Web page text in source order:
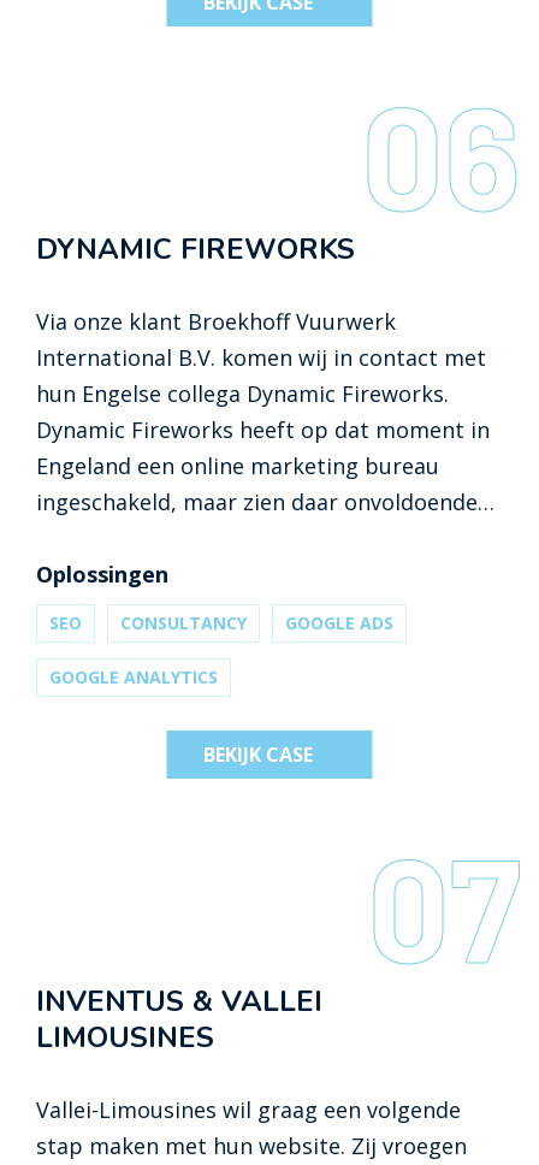
gerund door franchisenemers. De winkels
in de binnensteden, maar in de online
winkelstraat was het nog onzichtbaar. En
daar moest verandering in komen.
Zuivelhoeve vroeg Inventus om een webshop
te creëren die naadloos aansloot op hun
06
DYNAMIC FIREWORKS
Via onze klant Broekhoff Vuurwerk
International B.V. komen wij in contact met
hun Engelse collega Dynamic Fireworks.
Dynamic Fireworks heeft op dat moment in
Engeland een online marketing bureau
ingeschakeld, maar zien daar onvoldoende
de opdracht om de online marketing over te
nemen wat leidt tot mooie resultaten.
Oplossingen
SEO CONSULTANCY GOOGLE ADS
GOOGLE ANALYTICS
BEKIJK CASE
07
INVENTUS & VALLEI
LIMOUSINES
Vallei-Limousines wil graag een volgende
stap maken met hun website. Zij vroegen